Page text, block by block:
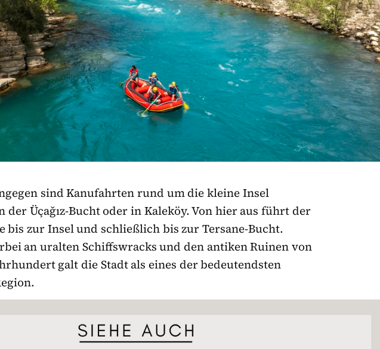
sind Kanufahrten rund um die kleine Insel
der Üçağız-Bucht oder in Kaleköy. Von hier aus führt der
bis zur Insel und schließlich bis zur Tersane-Bucht.
an uralten Schiffswracks und den antiken Ruinen von
galt die Stadt als eines der bedeutendsten